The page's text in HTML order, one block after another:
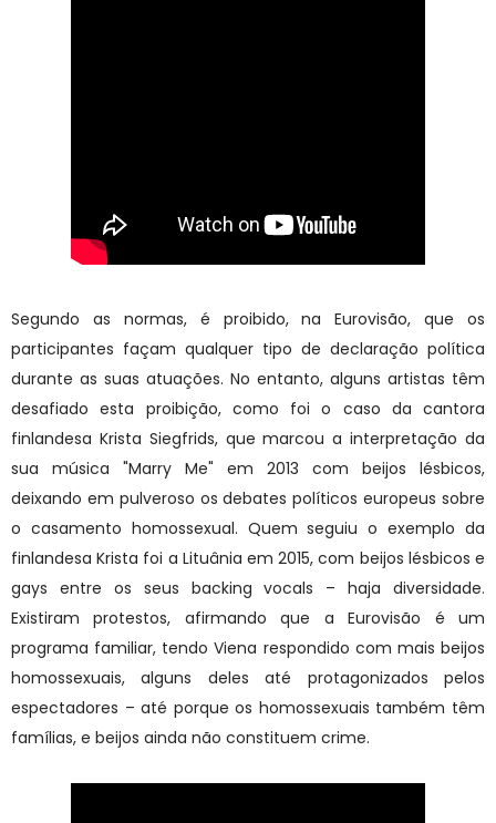
Segundo as normas, é proibido, na Eurovisão, que os
participantes façam qualquer tipo de declaração política
durante as suas atuações. No entanto, alguns artistas têm
desafiado esta proibição, como foi o caso da cantora
finlandesa Krista Siegfrids, que marcou a interpretação da
sua música "Marry Me" em 2013 com beijos lésbicos,
deixando em pulveroso os debates políticos europeus sobre
o casamento homossexual. Quem seguiu o exemplo da
finlandesa Krista foi a Lituânia em 2015, com beijos lésbicos e
gays entre os seus backing vocals – haja diversidade.
Existiram protestos, afirmando que a Eurovisão é um
programa familiar, tendo Viena respondido com mais beijos
homossexuais, alguns deles até protagonizados pelos
espectadores – até porque os homossexuais também têm
famílias, e beijos ainda não constituem crime.